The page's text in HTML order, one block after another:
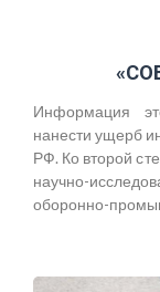
Информация
нанести ущерб
РФ. Ко второй
научно-
оборонно-